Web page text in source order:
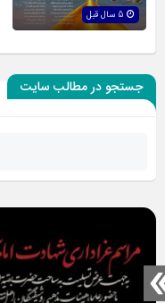
جستجو در مطالب سایت